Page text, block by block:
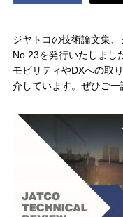
ジヤトコの技術論文集
No.23を発行いたしまし
モビリティやDXへの取
介しています。ぜひご一